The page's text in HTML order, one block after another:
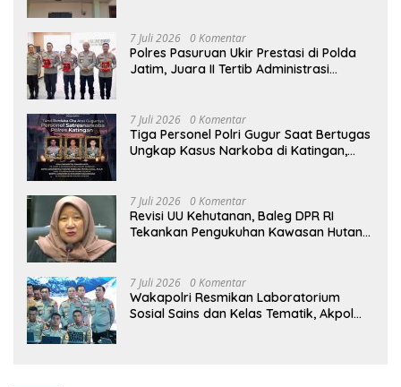
CETAR yang Diduga Mandek
7 Juli 2026 0 Komentar
Polres Pasuruan Ukir Prestasi di Polda
Jatim, Juara II Tertib Administrasi
7 Juli 2026 0 Komentar
Tiga Personel Polri Gugur Saat Bertugas
Ungkap Kasus Narkoba di Katingan,
7 Juli 2026 0 Komentar
Revisi UU Kehutanan, Baleg DPR RI
Tekankan Pengukuhan Kawasan Hutan
7 Juli 2026 0 Komentar
Wakapolri Resmikan Laboratorium
Sosial Sains dan Kelas Tematik, Akpol